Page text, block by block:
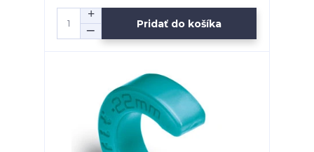
Pridať do košíka